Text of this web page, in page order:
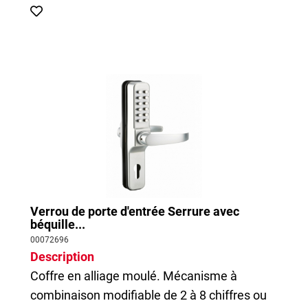
Verrou de porte d'entrée Serrure avec
béquille...
00072696
Description
Coffre en alliage moulé. Mécanisme à
combinaison modifiable de 2 à 8 chiffres ou